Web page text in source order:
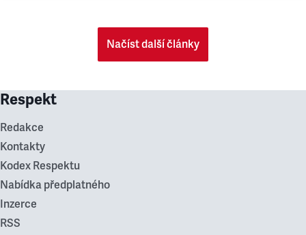
Načíst další články
Respekt
Redakce
Kontakty
Kodex Respektu
Nabídka předplatného
Inzerce
RSS